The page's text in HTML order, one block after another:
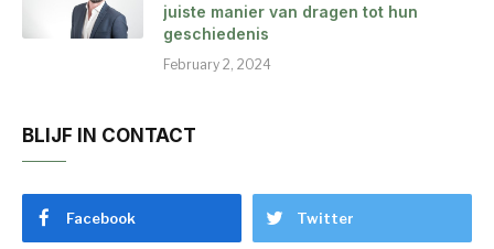
juiste manier van dragen tot hun
geschiedenis
February 2, 2024
BLIJF IN CONTACT
Facebook Twitter